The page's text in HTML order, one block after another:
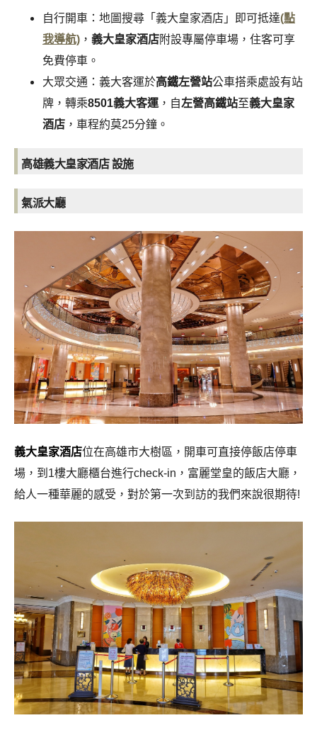
自行開車：地圖搜尋「義大皇家酒店」即可抵達(點
我導航) ， 義大皇家酒店附設專屬停車場，住客可享
免費停車。
大眾交通：義大客運於高鐵左營站公車搭乘處設有站
牌，轉乘8501義大客運 ，自左營高鐵站至義大皇家
酒店 ，車程約莫25分鐘。
高雄義大皇家酒店 設施
氣派大廳
義大皇家酒店位在高雄市大樹區，開車可直接停飯店停車
場，到1樓大廳櫃台進行check-in，富麗堂皇的飯店大廳，
給人一種華麗的感受，對於第一次到訪的我們來說很期待!